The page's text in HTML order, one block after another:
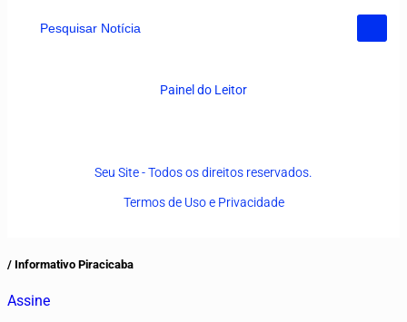
Pesquisar Notícia
Painel do Leitor
Seu Site - Todos os direitos reservados.
Termos de Uso e Privacidade
/ Informativo Piracicaba
Assine